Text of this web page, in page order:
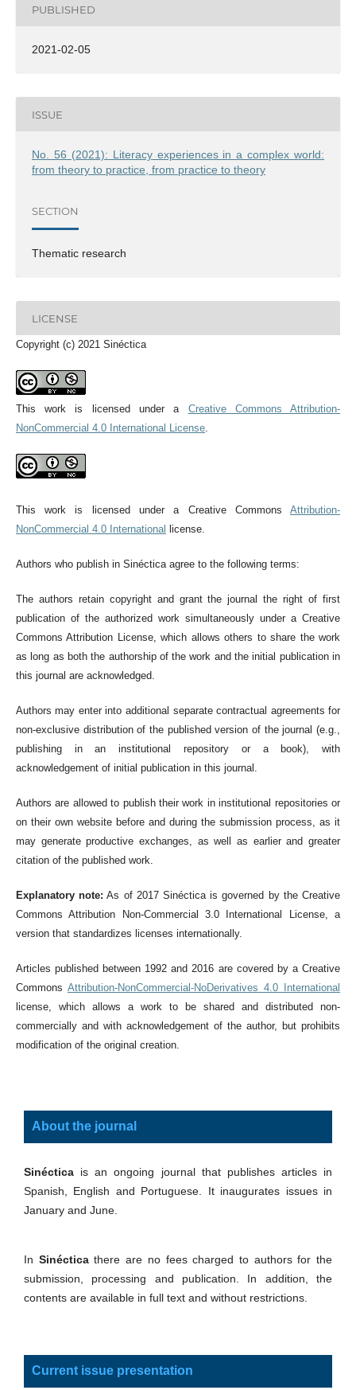
PUBLISHED
2021-02-05
ISSUE
No. 56 (2021): Literacy experiences in a complex world:
from theory to practice, from practice to theory
SECTION
Thematic research
LICENSE
Copyright (c) 2021 Sinéctica
This work is licensed under a Creative Commons Attribution-
NonCommercial 4.0 International License.
This work is licensed under a Creative CommonsAttribution-
NonCommercial 4.0 International license.
Authors who publish in Sinéctica agree to the following terms:
The authors retain copyright and grant the journal the right of first
publication of the authorized work simultaneously under a Creative
Commons Attribution License, which allows others to share the work
as long as both the authorship of the work and the initial publication in
this journal are acknowledged.
Authors may enter into additional separate contractual agreements for
non-exclusive distribution of the published version of the journal (e.g.,
publishing in an institutional repository or a book), with
acknowledgement of initial publication in this journal.
Authors are allowed to publish their work in institutional repositories or
on their own website before and during the submission process, as it
may generate productive exchanges, as well as earlier and greater
citation of the published work.
Explanatory note: As of 2017 Sinéctica is governed by the Creative
Commons Attribution Non-Commercial 3.0 International License, a
version that standardizes licenses internationally.
Articles published between 1992 and 2016 are covered by a Creative
Commons Attribution-NonCommercial-NoDerivatives 4.0 International
license, which allows a work to be shared and distributed non-
commercially and with acknowledgement of the author, but prohibits
modification of the original creation.
About the journal
Sinéctica is an ongoing journal that publishes articles in
Spanish, English and Portuguese. It inaugurates issues in
January and June.
In Sinécticathere are no fees charged to authors for the
submission, processing and publication. In addition, the
contents are available in full text and without restrictions.
Current issue presentation